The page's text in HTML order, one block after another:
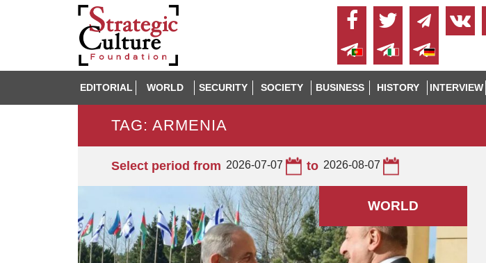
EDITORIAL WORLD SECURITY SOCIETY BUSINESS HISTORY INTERVIEW
TAG: ARMENIA
Select period from 2026-07-07 to 2026-08-07
WORLD